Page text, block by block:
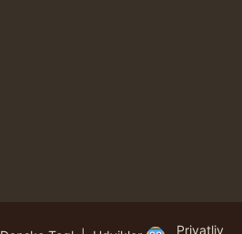
Privatliv